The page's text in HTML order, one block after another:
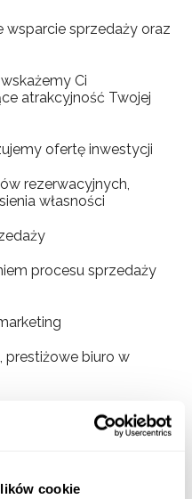
cookie
sprzedaży oraz
Ci
atrakcyjność Twojej
ofertę inwestycji
rezerwacyjnych,
własności
procesu sprzedaży
prestiżowe biuro w
dotrzemy do osób